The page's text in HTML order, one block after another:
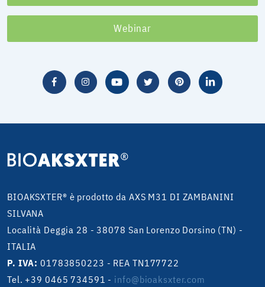
Webinar
BIOAKSXTER® è prodotto da AXS M31 DI ZAMBANINI
SILVANA
Località Deggia 28 - 38078 San Lorenzo Dorsino (TN) -
ITALIA
P. IVA: 01783850223 - REA TN177722
Tel. +39 0465 734591 - info@bioaksxter.com